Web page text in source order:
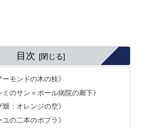
目次
ーモンドの木の枝》
ミのサン＝ポール病院の廊下》
畑：オレンジの空》
ユの二本のポプラ》